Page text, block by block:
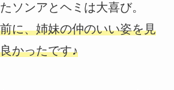
ソンアとヘミは大喜び。
に、姉妹の仲のいい姿を見
かったです♪